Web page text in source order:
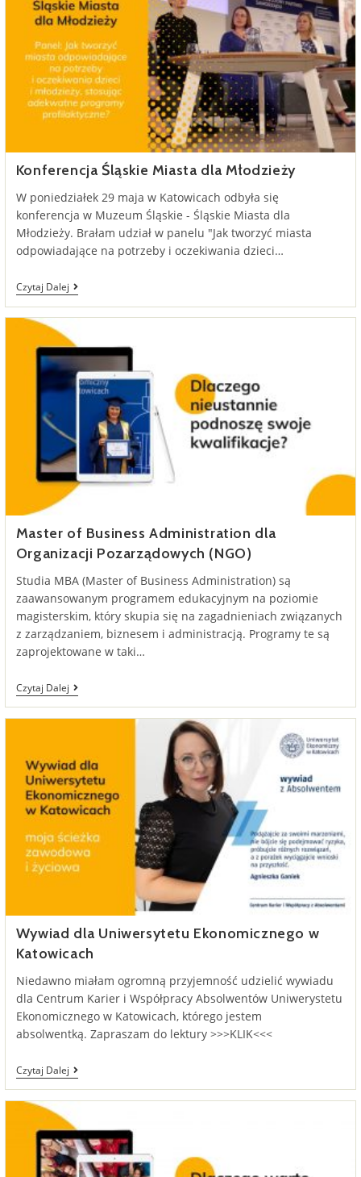
Konferencja Śląskie Miasta dla Młodzieży
W poniedziałek 29 maja w Katowicach odbyła się
konferencja w Muzeum Śląskie - Śląskie Miasta dla
Młodzieży. Brałam udział w panelu "Jak tworzyć miasta
odpowiadające na potrzeby i oczekiwania dzieci…
Czytaj DalejKonferencja
Śląskie
Młodzieży
Master of Business Administration dla
Organizacji Pozarządowych (NGO)
Studia MBA (Master of Business Administration) są
zaawansowanym programem edukacyjnym na poziomie
magisterskim, który skupia się na zagadnieniach związanych
z zarządzaniem, biznesem i administracją. Programy te są
zaprojektowane w taki…
Czytaj DalejMaster
Of
Pozarządowych
(NGO)
Wywiad dla Uniwersytetu Ekonomicznego w
Katowicach
Niedawno miałam ogromną przyjemność udzielić wywiadu
dla Centrum Karier i Współpracy Absolwentów Uniwerystetu
Ekonomicznego w Katowicach, którego jestem
absolwentką. Zapraszam do lektury >>>KLIK<<<
Czytaj DalejWywiad
Dla
W
Katowicach